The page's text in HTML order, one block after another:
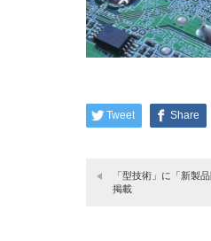
Tweet Share
「型技術」に「新製
掲載